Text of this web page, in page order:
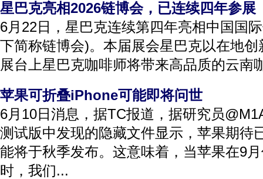
星巴克亮相2026链博会，已连续四年参展
6月22日，星巴克连续第四年亮相中国国
下简称链博会)。本届展会星巴克以在地
展台上星巴克咖啡师将带来高品质的云南
苹果可折叠iPhone可能即将问世
6月10日消息，据TC报道，据研究员
测试版中发现的隐藏文件显示，苹果期待
能将于秋季发布。这意味着，当苹果在9
时，我们...